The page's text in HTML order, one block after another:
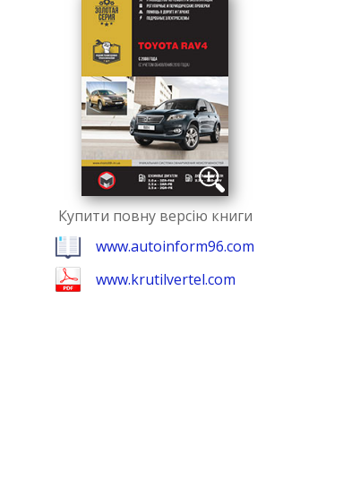
Купити повну версію книги
www.autoinform96.com
www.krutilvertel.com